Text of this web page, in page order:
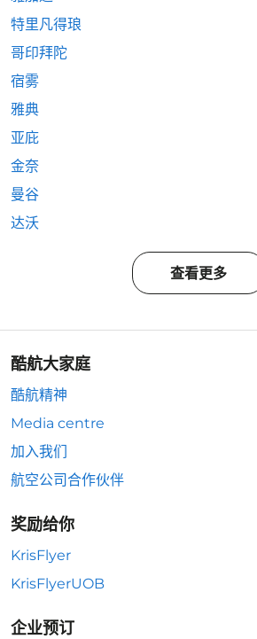
特里凡得琅
哥印拜陀
宿雾
雅典
亚庇
金奈
曼谷
达沃
查看更多
酷航大家庭
酷航精神
Media centre
加入我们
航空公司合作伙伴
奖励给你
KrisFlyer
KrisFlyerUOB
企业预订